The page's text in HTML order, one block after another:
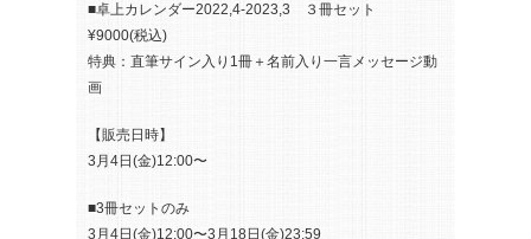
■卓上カレンダー2022,4-2023,3 ３冊セット
¥9000(税込)
特典：直筆サイン入り1冊＋名前入り一言メッセージ動
画
【販売日時】
3月4日(金)12:00〜
■3冊セットのみ
3月4日(金)12:00〜3月18日(金)23:59